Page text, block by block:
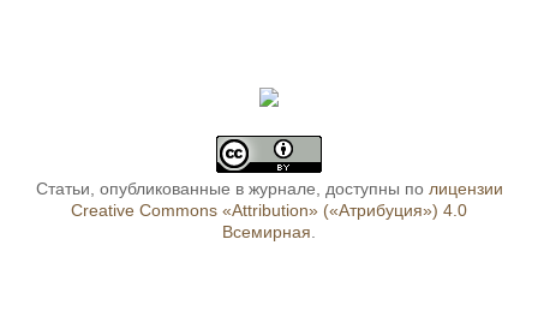
Статьи, опубликованные в журнале, доступны по лицензии
Creative Commons «Attribution» («Атрибуция») 4.0
Всемирная